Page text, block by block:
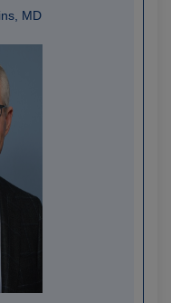
MD